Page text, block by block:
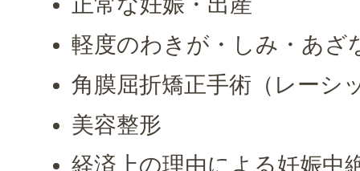
軽度のわきが・しみ・あざ
角膜屈折矯正手術（レーシ
美容整形
経済上の理由による妊娠中